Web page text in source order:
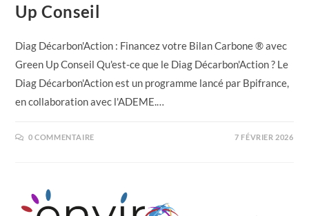
Up Conseil
Diag Décarbon'Action : Financez votre Bilan Carbone ® avec
Green Up Conseil Qu'est-ce que le Diag Décarbon'Action ? Le
Diag Décarbon'Action est un programme lancé par Bpifrance,
en collaboration avec l'ADEME.…
0 COMMENTAIRE 7 FÉVRIER 2026